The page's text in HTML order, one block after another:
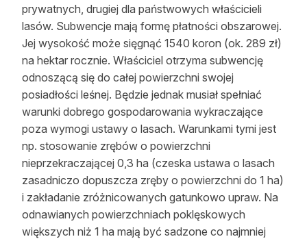
prywatnych, drugiej dla państwowych właścicieli
lasów. Subwencje mają formę płatności obszarowej.
Jej wysokość może sięgnąć 1540 koron (ok. 289 zł)
na hektar rocznie. Właściciel otrzyma subwencję
odnoszącą się do całej powierzchni swojej
posiadłości leśnej. Będzie jednak musiał spełniać
warunki dobrego gospodarowania wykraczające
poza wymogi ustawy o lasach. Warunkami tymi jest
np. stosowanie zrębów o powierzchni
nieprzekraczającej 0,3 ha (czeska ustawa o lasach
zasadniczo dopuszcza zręby o powierzchni do 1 ha)
i zakładanie zróżnicowanych gatunkowo upraw. Na
odnawianych powierzchniach poklęskowych
większych niż 1 ha mają być sadzone co najmniej